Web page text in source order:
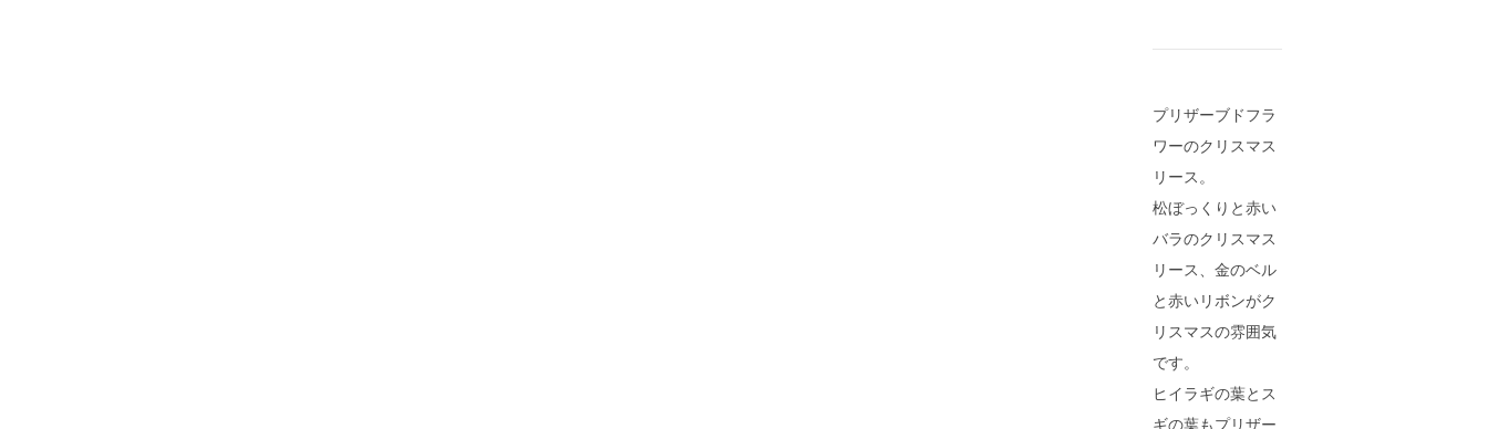
プリザーブドフラ
ワーのクリスマス
リース。
松ぼっくりと赤い
バラのクリスマス
リース、金のベル
と赤いリボンがク
リスマスの雰囲気
です。
ヒイラギの葉とス
ギの葉もプリザー